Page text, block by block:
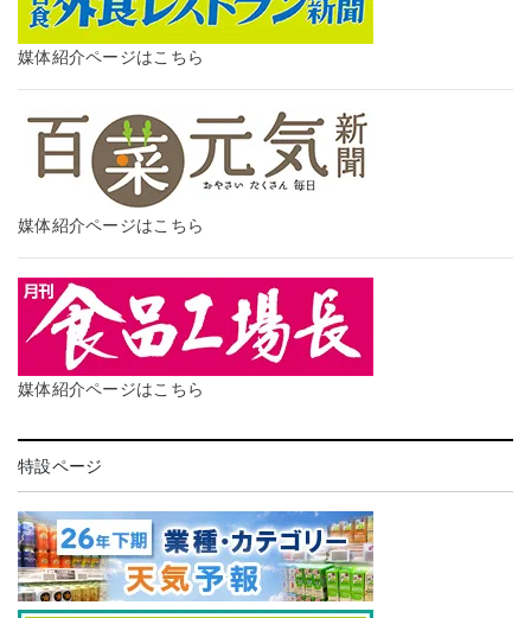
媒体紹介ページはこちら
媒体紹介ページはこちら
媒体紹介ページはこちら
特設ページ